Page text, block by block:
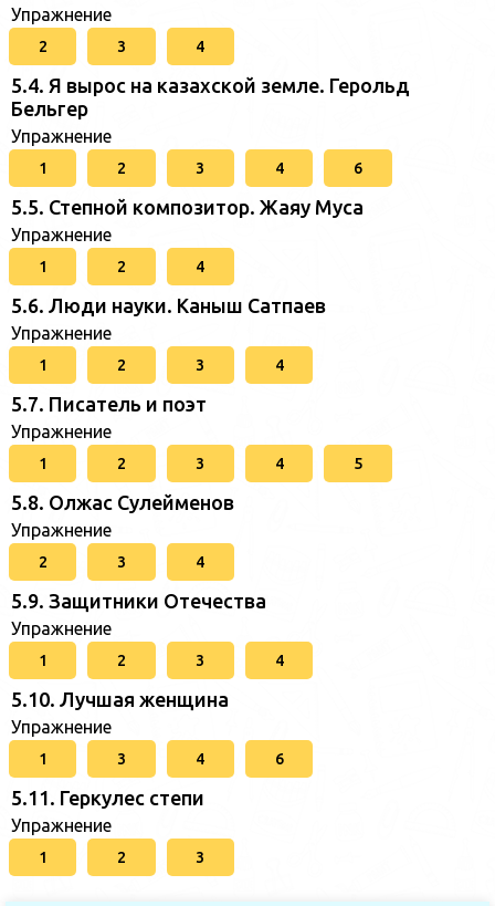
Упражнение
2 3 4
5.4. Я вырос на казахской земле. Герольд
Бельгер
Упражнение
1 2 3 4 6
5.5. Степной композитор. Жаяу Муса
Упражнение
1 2 4
5.6. Люди науки. Каныш Сатпаев
Упражнение
1 2 3 4
5.7. Писатель и поэт
Упражнение
1 2 3 4 5
5.8. Олжас Сулейменов
Упражнение
2 3 4
5.9. Защитники Отечества
Упражнение
1 2 3 4
5.10. Лучшая женщина
Упражнение
1 3 4 6
5.11. Геркулес степи
Упражнение
1 2 3